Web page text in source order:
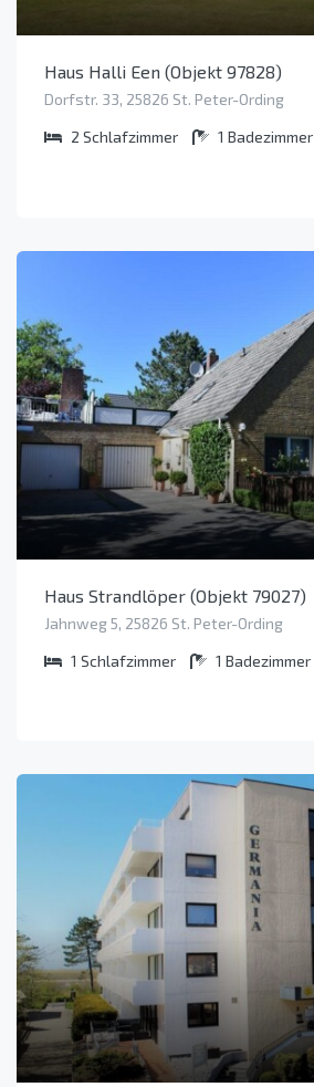
Haus Halli Een (Objekt 97828)
Dorfstr. 33, 25826 St. Peter-Ording
2 Schlafzimmer 1 Badezimmer
Haus Strandlöper (Objekt 79027)
Jahnweg 5, 25826 St. Peter-Ording
1 Schlafzimmer 1 Badezimmer